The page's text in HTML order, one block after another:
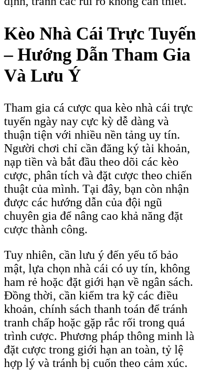
Kèo Nhà Cái Trực Tuyến
– Hướng Dẫn Tham Gia
Và Lưu Ý
Tham gia cá cược qua kèo nhà cái trực
tuyến ngày nay cực kỳ dễ dàng và
thuận tiện với nhiều nền tảng uy tín.
Người chơi chỉ cần đăng ký tài khoản,
nạp tiền và bắt đầu theo dõi các kèo
cược, phân tích và đặt cược theo chiến
thuật của mình. Tại đây, bạn còn nhận
được các hướng dẫn của đội ngũ
chuyên gia để nâng cao khả năng đặt
cược thành công.
Tuy nhiên, cần lưu ý đến yếu tố bảo
mật, lựa chọn nhà cái có uy tín, không
ham rẻ hoặc đặt giới hạn về ngân sách.
Đồng thời, cần kiểm tra kỹ các điều
khoản, chính sách thanh toán để tránh
tranh chấp hoặc gặp rắc rối trong quá
trình cược. Phương pháp thông minh là
đặt cược trong giới hạn an toàn, tỷ lệ
hợp lý và tránh bị cuốn theo cảm xúc.